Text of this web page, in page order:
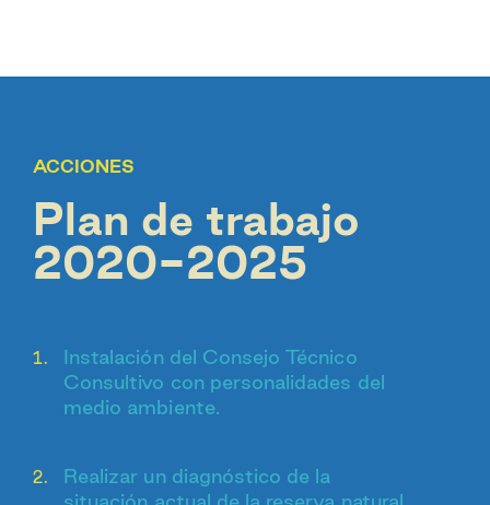
ACCIONES
Plan de trabajo
2020-2025
Instalación del Consejo Técnico
Consultivo con personalidades del
medio ambiente.
Realizar un diagnóstico de la
situación actual de la reserva natural